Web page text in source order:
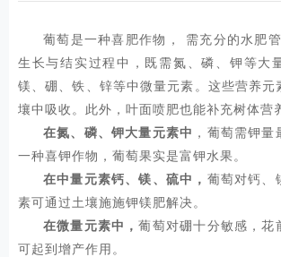
葡萄是一种喜肥作物，需充分的水肥管理
生长与结实过程中，既需氮、磷、钾等大
镁、硼、铁、锌等中微量元素。这些营养元
壤中吸收。此外，叶面喷肥也能补充树体营
在氮、磷、钾大量元素中 ，葡萄需钾
一种喜钾作物，葡萄果实是富钾水果。
在中量元素钙、镁、硫中， 葡萄对钙、
素可通过土壤施施钾镁肥解决。
在微量元素中，葡萄对硼十分敏感，花
可起到增产作用。